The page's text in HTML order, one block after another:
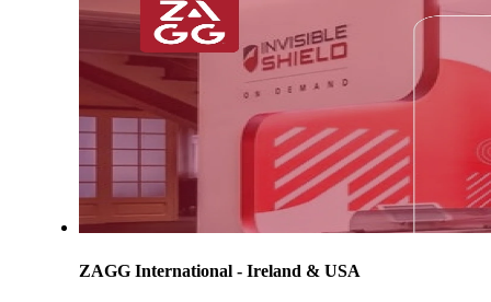
ZAGG International - Ireland & USA